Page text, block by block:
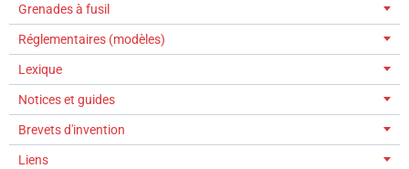
Grenades à fusil
Réglementaires (modèles)
Lexique
Notices et guides
Brevets d'invention
Liens